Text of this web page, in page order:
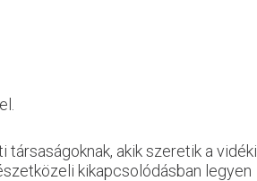
akik szeretik a vidéki
kikapcsolódásban legyen